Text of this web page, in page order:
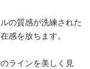
の質感が洗練された
感を放ちます。
ラインを美しく見